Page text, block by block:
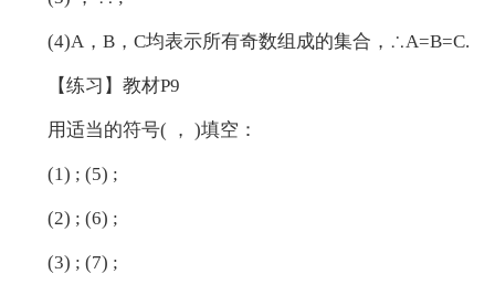
(4)A，B，C均表示所有奇数组成的集合，∴A=B=C.
【练习】教材P9
用适当的符号( ， )填空：
(1) ; (5) ;
(2) ; (6) ;
(3) ; (7) ;